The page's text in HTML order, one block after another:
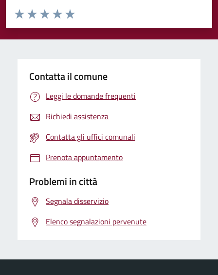
Valuta da 1 a 5 stelle la pagina
Valuta 5 stelle su 5
Valuta 4 stelle su 5
Valuta 3 stelle su 5
Valuta 2 stelle su 5
Valuta 1 stelle su 5
Contatta il comune
Leggi le domande frequenti
Richiedi assistenza
Contatta gli uffici comunali
Prenota appuntamento
Problemi in città
Segnala disservizio
Elenco segnalazioni pervenute